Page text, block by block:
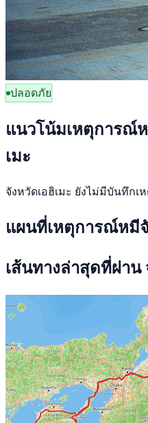
ปลอดภัย
แนวโน้มเหตุการณ์
เมะ
จังหวัดเอฮิเมะ ยังไม่มีบันทึก
แผนที่เหตุการณ์หมี
เส้นทางล่าสุดที่ผ่าน